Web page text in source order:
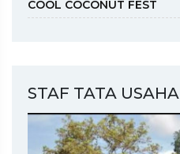
COOL COCONUT FEST
STAF TATA USAHA